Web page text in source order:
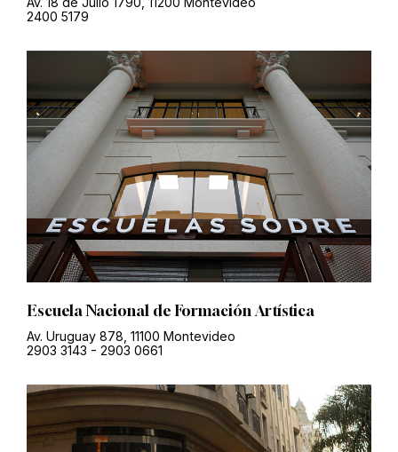
2400 5179
Escuela Nacional de Formación Artística
Av. Uruguay 878, 11100 Montevideo
2903 3143 - 2903 0661